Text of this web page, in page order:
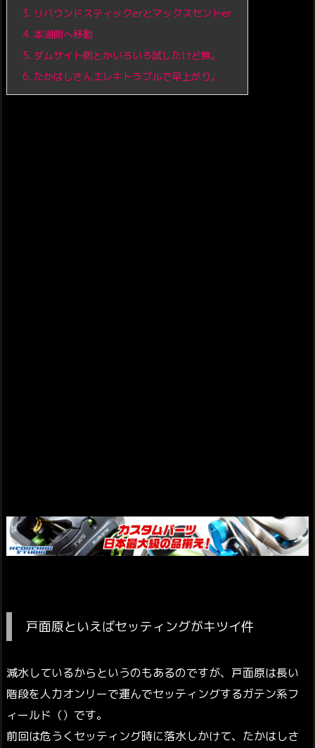
3. リバウンドスティックerとマックスセントer
4. 本湖側へ移動
5. ダムサイト側とかいろいろ試したけど無。
6. たかはしさんエレキトラブルで早上がり。
戸面原といえばセッティングがキツイ件
減水しているからというのもあるのですが、戸面原は長い
階段を人力オンリーで運んでセッティングするガテン系フ
ィールド（）です。
前回は危うくセッティング時に落水しかけて、たかはしさ